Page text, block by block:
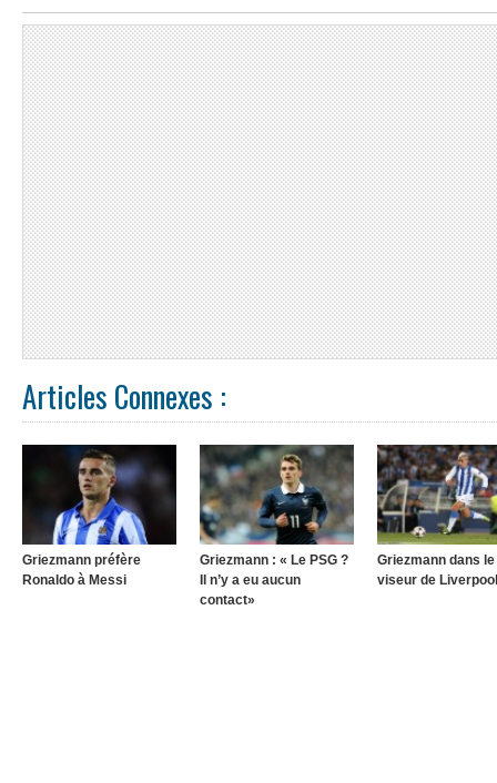
Articles Connexes :
Griezmann préfère
Ronaldo à Messi
Griezmann : « Le PSG ?
Il n’y a eu aucun
contact»
Griezmann dans le
viseur de Liverpool